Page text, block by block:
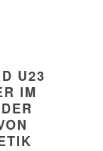
U23
IM